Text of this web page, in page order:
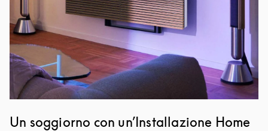
Un soggiorno con un’Installazione Home